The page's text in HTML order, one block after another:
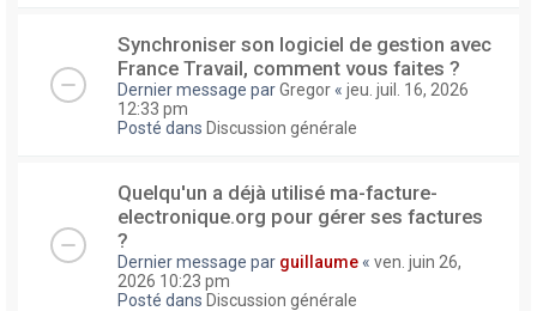
Synchroniser son logiciel de gestion avec
France Travail, comment vous faites ?
Dernier message parGregor « jeu. juil. 16, 2026
12:33 pm
Posté dans Discussion générale
Quelqu'un a déjà utilisé ma-facture-
electronique.org pour gérer ses factures
?
Dernier message par guillaume « ven. juin 26,
2026 10:23 pm
Posté dans Discussion générale